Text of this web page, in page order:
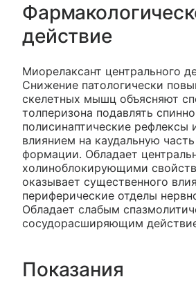
действие
Миорелаксант центрального
Снижение патологически
скелетных мышц объясняют
толперизона подавлять
полисинаптические рефлексы
влиянием на каудальную
формации. Обладает
холиноблокирующими
оказывает существенного
периферические отделы
Обладает слабым
сосудорасширяющим
Показания